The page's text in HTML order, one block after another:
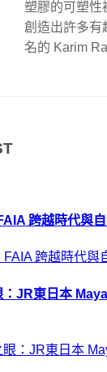
塑膠的可塑性
創造出許多有
名的 Karim
跨越時代與
JR東日本